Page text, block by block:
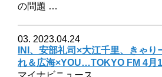
の問題 …
03. 2023.04.24
INI、安部礼司×大江千里、きゃ
れ＆広海×YOU…TOKYO FM 4月
マイナビニュース